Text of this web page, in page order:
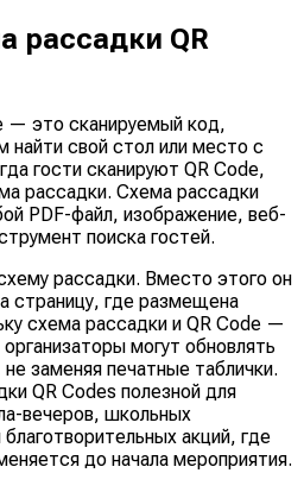
рассадки QR
— это сканируемый код,
найти свой стол или место с
гости сканируют QR Code,
рассадки. Схема рассадки
PDF-файл, изображение, веб-
поиска гостей.
рассадки. Вместо этого он
страницу, где размещена
схема рассадки и QR Code —
могут обновлять
заменяя печатные таблички.
QR Codes полезной для
вечеров, школьных
акций, где
до начала мероприятия.